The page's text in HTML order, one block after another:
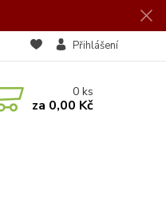
Přihlášení
0ks
za 0,00 Kč